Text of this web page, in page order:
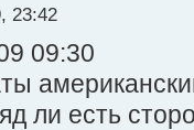
23:42
09:30
ли есть